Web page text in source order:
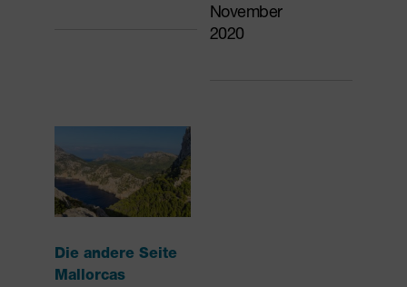
November
2020
Die andere Seite
Mallorcas